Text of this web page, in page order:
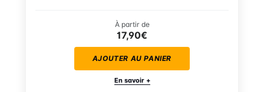
À partir de
17,90€
AJOUTER AU PANIER
En savoir +